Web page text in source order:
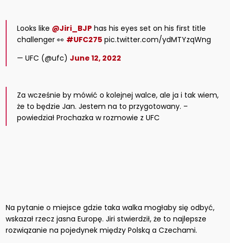
Looks like @Jiri_BJP has his eyes set on his first title
challenger 👀 #UFC275 pic.twitter.com/ydMTYzqWng
— UFC (@ufc)June 12, 2022
Za wcześnie by mówić o kolejnej walce, ale ja i tak wiem,
że to będzie Jan. Jestem na to przygotowany. –
powiedział Prochazka w rozmowie z UFC
Na pytanie o miejsce gdzie taka walka mogłaby się odbyć,
wskazał rzecz jasna Europę. Jiri stwierdził, że to najlepsze
rozwiązanie na pojedynek między Polską a Czechami.